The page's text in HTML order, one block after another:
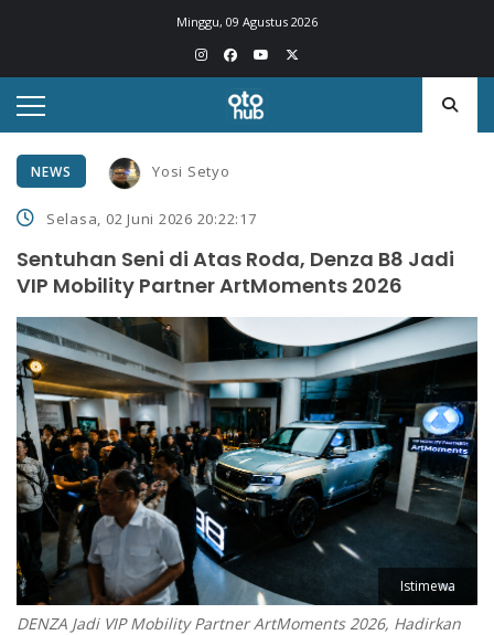
Minggu, 09 Agustus 2026
NEWS Yosi Setyo
Selasa, 02 Juni 2026 20:22:17
Sentuhan Seni di Atas Roda, Denza B8 Jadi
VIP Mobility Partner ArtMoments 2026
Istimewa
DENZA Jadi VIP Mobility Partner ArtMoments 2026, Hadirkan